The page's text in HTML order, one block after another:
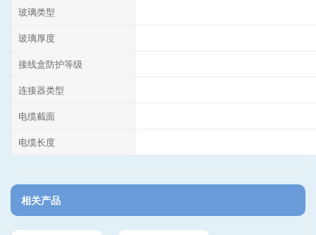
玻璃类型
玻璃厚度
接线盒防护等级
连接器类型
电缆截面
电缆长度
相关产品